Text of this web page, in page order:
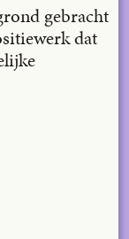
gebracht
dat